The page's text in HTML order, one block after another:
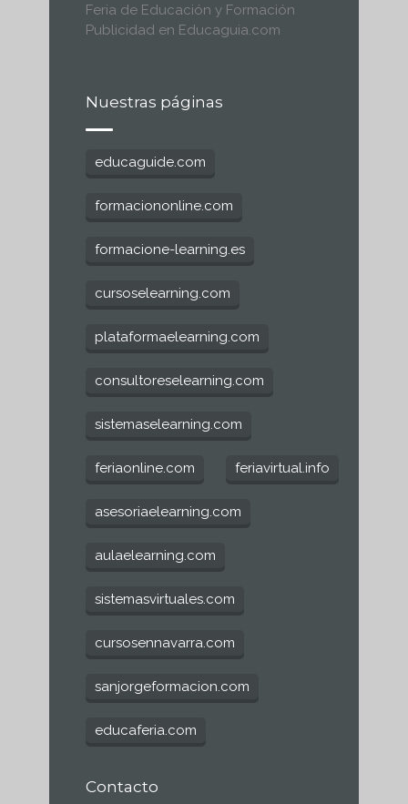
Feria de Educación y Formación
Publicidad en Educaguia.com
Nuestras páginas
educaguide.com
formaciononline.com
formacione-learning.es
cursoselearning.com
plataformaelearning.com
consultoreselearning.com
sistemaselearning.com
feriaonline.com feriavirtual.info
asesoriaelearning.com
aulaelearning.com
sistemasvirtuales.com
cursosennavarra.com
sanjorgeformacion.com
educaferia.com
Contacto